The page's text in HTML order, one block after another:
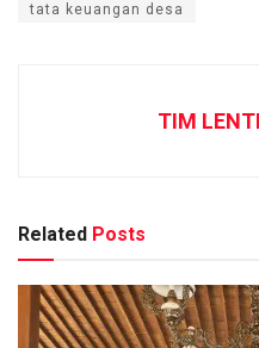
tata keuangan desa
TIM
Related Posts